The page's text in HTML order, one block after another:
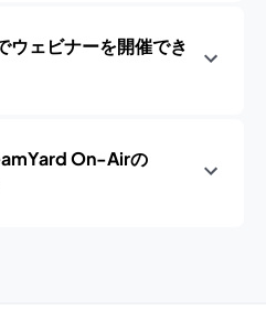
ェビナーを開催でき
On-Airの